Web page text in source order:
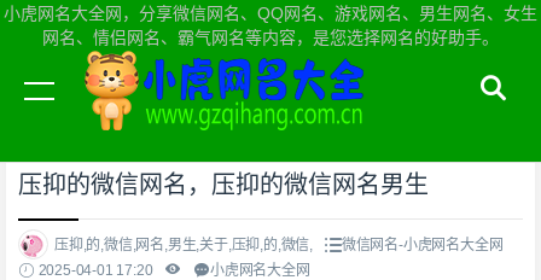
小虎网名大全网，分享微信网名、QQ网名、游戏网名、男生网名、女生
网名、情侣网名、霸气网名等内容，是您选择网名的好助手。
当前位置：小虎网名大全网首页>微信网名
压抑的微信网名，压抑的微信网名男生
压抑,的,微信,网名,男生,关于,压抑,的,微信,
微信网名-小虎网名大全网
2025-04-01 17:20
小虎网名大全网